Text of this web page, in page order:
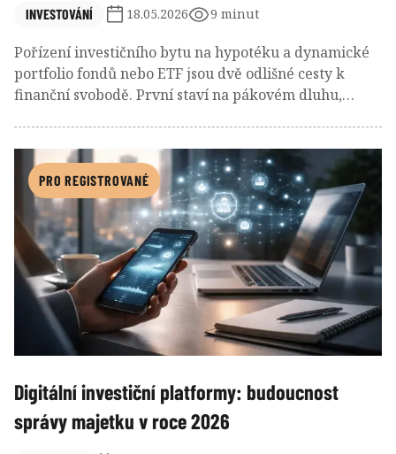
INVESTOVÁNÍ 18.05.2026 9 minut
Pořízení investičního bytu na hypotéku a dynamické
portfolio fondů nebo ETF jsou dvě odlišné cesty k
finanční svobodě. První staví na pákovém dluhu,
příležitostí a vyhodnocování tržní, ekonomické i
geopolitické situace. Každá z obou samostatných cest
má jiné náklady, rizika i psychologické nároky.
Rozhodnutí, kterou zvolit, by měl investor učinit podle
toho, zda chce být spíše pronajímatelem, nebo
portfolio manažerem vlastních peněz.
PRO REGISTROVANÉ
Digitální investiční platformy: budoucnost
správy majetku v roce 2026